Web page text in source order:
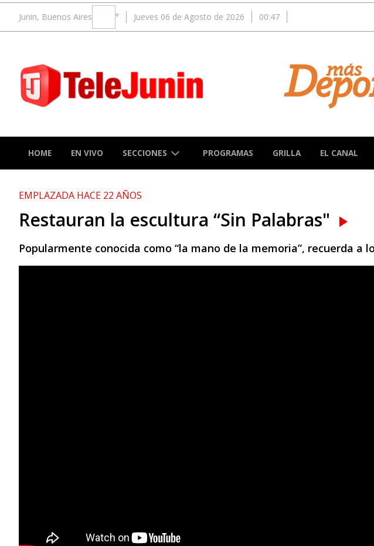
Junin, Buenos Aires ° Jueves 06 de Agosto de 2026 00:47
HOME EN VIVO SECCIONES PROGRAMAS GRILLA EL CANAL
EMPLAZADA HACE 22 AÑOS
Restauran la escultura “Sin Palabras"
Popularmente conocida como “la mano de la memoria”, recuerda a